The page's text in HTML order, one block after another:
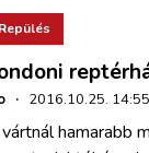
· 2016.10.25. 14:55
hamarabb